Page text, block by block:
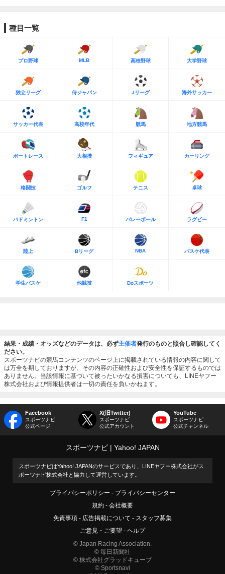
種目一覧
プロ野球 MLB 高校野球 大学野球
独立リーグ 侍ジャパン Jリーグ 海外サッカー
サッカー代表 高校年代 競馬 地方競馬
ボートレース 大相撲 フィギュア カーリング
格闘技 ゴルフ テニス 卓球
バドミントン F1 バレーボール ラグビー
陸上 Bリーグ NBA バスケ代表
学生バスケ 他競技 Doスポーツ
結果・成績・オッズなどのデータは、必ず主催者発行のものと照合し確認してく
ださい。
スポーツナビの競馬コンテンツのページ上に掲載されている情報の内容に関して
は万全を期しておりますが、その内容の正確性および安全性を保証するものでは
ありません。当該情報に基づいて被ったいかなる損害についても、LINEヤフー
株式会社および情報提供者は一切の責任を負いかねます。
Facebook
スポーツナビ
公式ページ
X(旧Twitter)
スポーツナビ
公式アカウント
YouTube
スポーツナビ
公式チャンネル
スポーツナビ Yahoo! JAPAN
スポーツナビはYahoo! JAPANのサービスであり、LINEヤフー株式会社がス
ポーツナビ株式会社と協力して運営しています。
プライバシーポリシー
プライバシーセンター
規約
会社概要
免責事項
広告掲載について
スタッフ募集
ご意見・ご要望
ヘルプ
© Japan Racing Association.
© 毎日新聞社
© 株式会社グラッドキューブ
© Sportsnavi